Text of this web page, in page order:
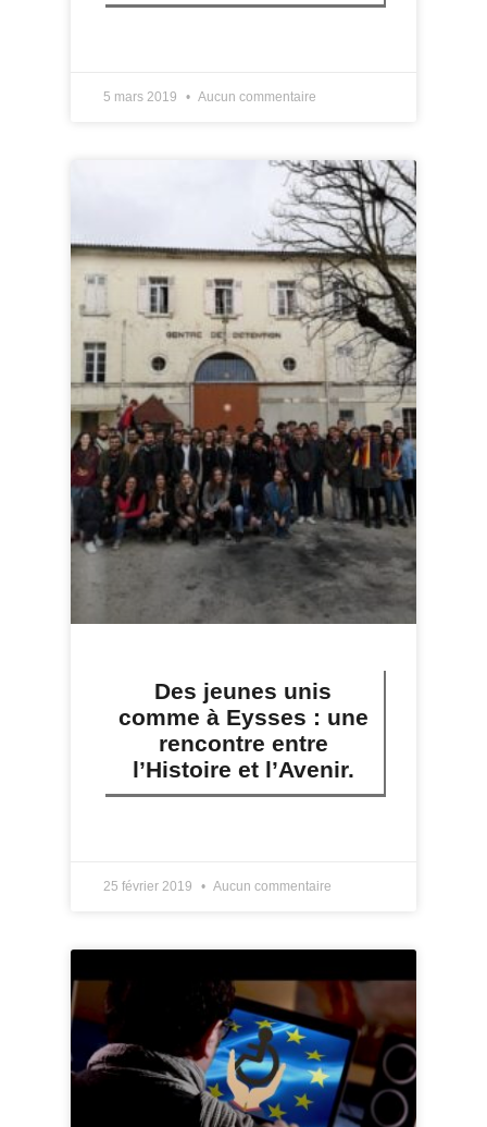
5 mars 2019 Aucun commentaire
Des jeunes unis
comme à Eysses : une
rencontre entre
l’Histoire et l’Avenir.
25 février 2019 Aucun commentaire